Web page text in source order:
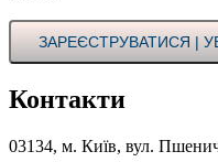
ЗАРЕЄСТРУВАТИСЯ |
Контакти
03134, м. Київ, вул.